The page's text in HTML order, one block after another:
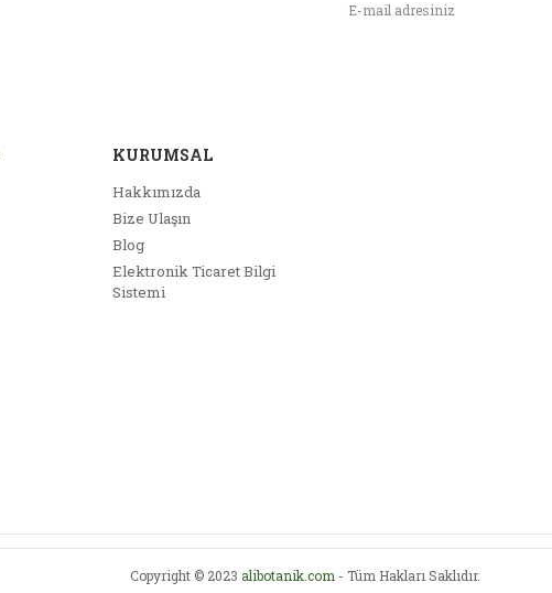
KURUMSAL
Hakkımızda
Bize Ulaşın
Blog
Elektronik Ticaret Bilgi
Sistemi
Copyright © 2023 alibotanik.com - Tüm Hakları Saklıdır.